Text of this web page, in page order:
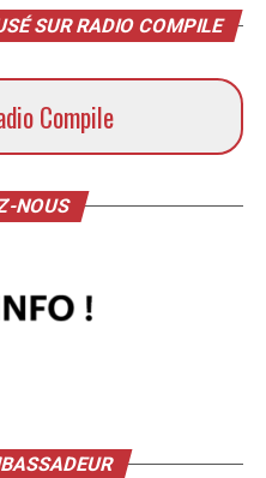
SUR RADIO COMPILE
Compile
NOUS